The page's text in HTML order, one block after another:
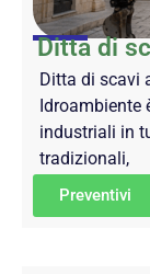
Ditta di
Ditta di scavi
Idroambiente
industriali in
tradizionali,
Preventivi